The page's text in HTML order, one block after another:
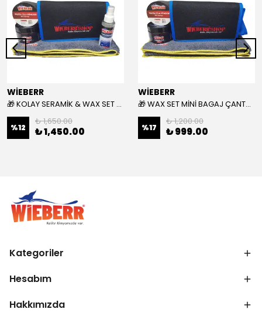
WİEBERR
🎁 KOLAY SERAMİK & WAX SET MİNİ BAGAJ ÇANTASI HEDİYELİ 🎁
%12
₺ 1,650.00
₺ 1,450.00
WİEBERR
🎁 WAX SET MİNİ BAGAJ ÇANTASI HEDİYELİ 🎁
%17
₺ 1,200.00
₺ 999.00
Kategoriler
Hesabım
Hakkımızda